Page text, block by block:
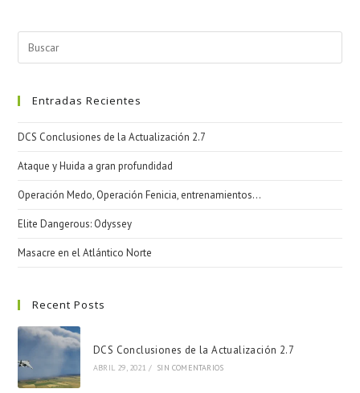
Entradas Recientes
DCS Conclusiones de la Actualización 2.7
Ataque y Huida a gran profundidad
Operación Medo, Operación Fenicia, entrenamientos…
Elite Dangerous: Odyssey
Masacre en el Atlántico Norte
Recent Posts
DCS Conclusiones de la Actualización 2.7
ABRIL 29, 2021 / SIN COMENTARIOS